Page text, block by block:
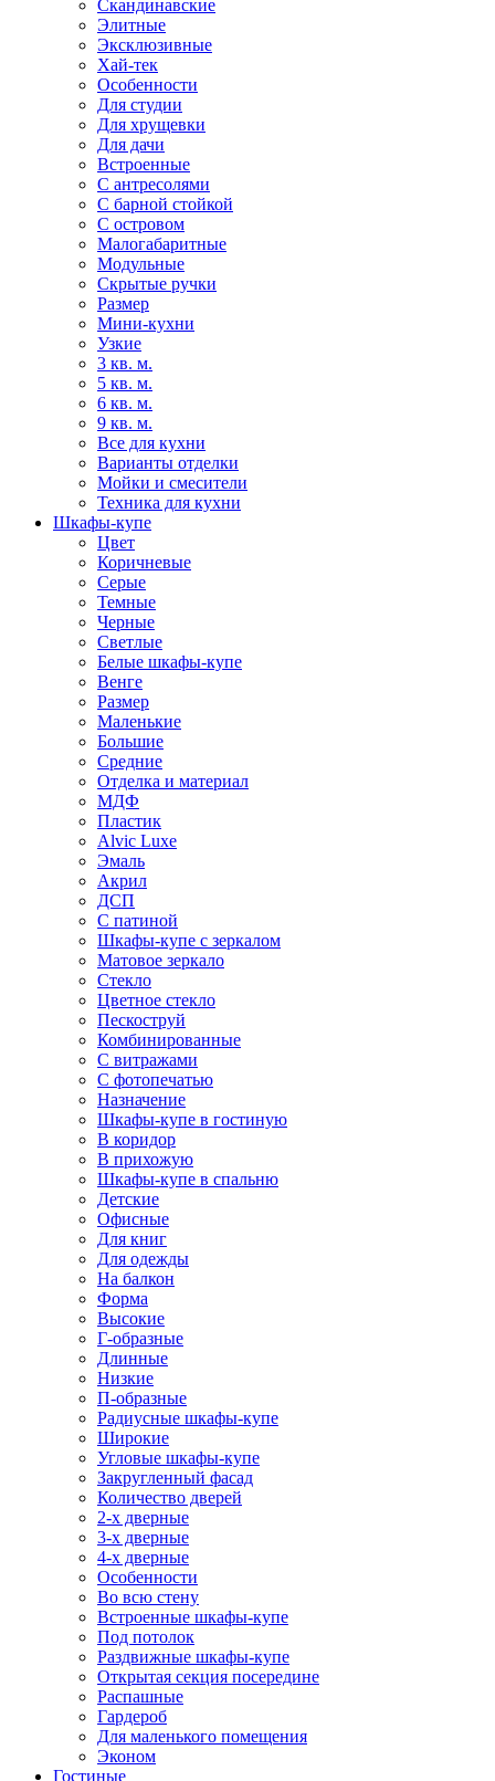
Скандинавские
Элитные
Эксклюзивные
Хай-тек
Особенности
Для студии
Для хрущевки
Для дачи
Встроенные
С антресолями
С барной стойкой
С островом
Малогабаритные
Модульные
Скрытые ручки
Размер
Мини-кухни
Узкие
3 кв. м.
5 кв. м.
6 кв. м.
9 кв. м.
Все для кухни
Варианты отделки
Мойки и смесители
Техника для кухни
Шкафы-купе
Цвет
Коричневые
Серые
Темные
Черные
Светлые
Белые шкафы-купе
Венге
Размер
Маленькие
Большие
Средние
Отделка и материал
МДФ
Пластик
Alvic Luxe
Эмаль
Акрил
ДСП
С патиной
Шкафы-купе с зеркалом
Матовое зеркало
Стекло
Цветное стекло
Пескоструй
Комбинированные
С витражами
С фотопечатью
Назначение
Шкафы-купе в гостиную
В коридор
В прихожую
Шкафы-купе в спальню
Детские
Офисные
Для книг
Для одежды
На балкон
Форма
Высокие
Г-образные
Длинные
Низкие
П-образные
Радиусные шкафы-купе
Широкие
Угловые шкафы-купе
Закругленный фасад
Количество дверей
2-х дверные
3-х дверные
4-х дверные
Особенности
Во всю стену
Встроенные шкафы-купе
Под потолок
Раздвижные шкафы-купе
Открытая секция посередине
Распашные
Гардероб
Для маленького помещения
Эконом
Гостиные